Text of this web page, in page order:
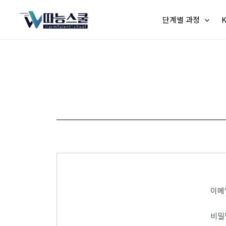
단계별 과정
이
비